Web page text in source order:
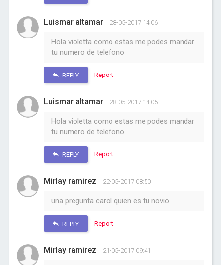
Luismar altamar 28-05-2017 14:06
Hola violetta como estas me podes mandar
tu numero de telefono
REPLY Report
Luismar altamar 28-05-2017 14:05
Hola violetta como estas me podes mandar
tu numero de telefono
REPLY Report
Mirlay ramirez 22-05-2017 08:50
una pregunta carol quien es tu novio
REPLY Report
Mirlay ramirez 21-05-2017 09:41